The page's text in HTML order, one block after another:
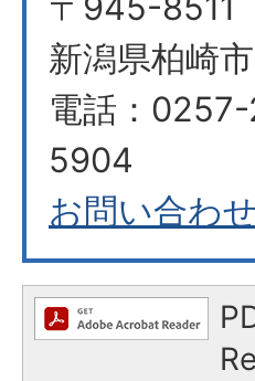
新潟県柏崎
電話：
5904
お問い合わ